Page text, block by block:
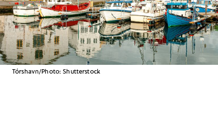
Tórshavn/Photo: Shutterstock